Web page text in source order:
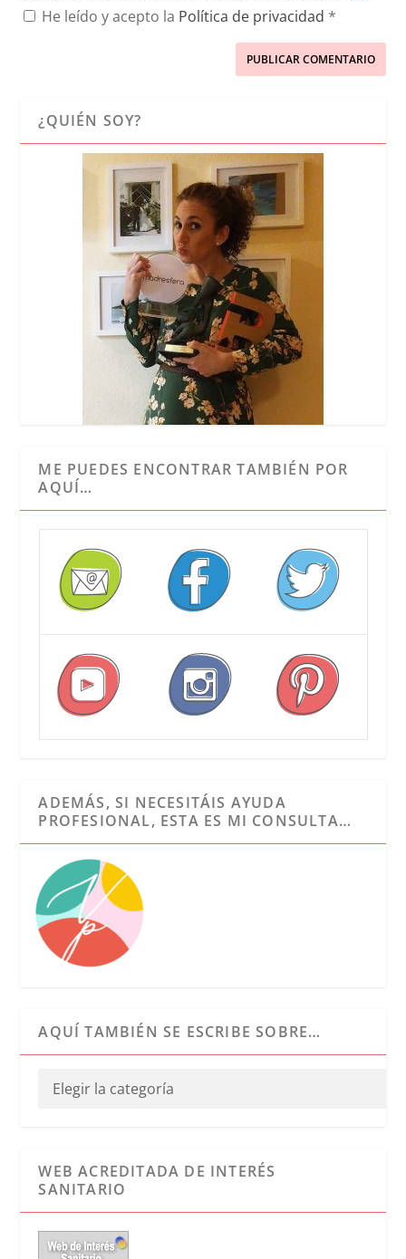
He leído y acepto la Política de privacidad *
¿QUIÉN SOY?
ME PUEDES ENCONTRAR TAMBIÉN POR
AQUÍ…
ADEMÁS, SI NECESITÁIS AYUDA
PROFESIONAL, ESTA ES MI CONSULTA…
AQUÍ TAMBIÉN SE ESCRIBE SOBRE…
WEB ACREDITADA DE INTERÉS
SANITARIO